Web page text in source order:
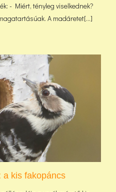
- Miért, tényleg viselkednek?
A madáretet[...]
a kis fakopáncs